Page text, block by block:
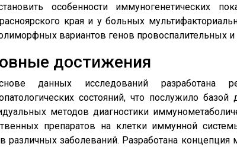
особенности иммуногенетических
края и у больных
вариантов генов провоспалительных
достижения
данных исследований разработана
состояний, что послужило
методов диагностики
препаратов на клетки иммунной
различных заболеваний. Разработана